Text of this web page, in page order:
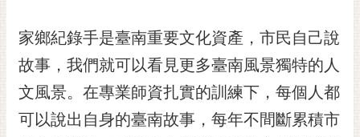
家鄉紀錄手是臺南重要文化資產，市民自己說
故事，我們就可以看見更多臺南風景獨特的人
文風景。在專業師資扎實的訓練下，每個人都
可以說出自身的臺南故事，每年不間斷累積市